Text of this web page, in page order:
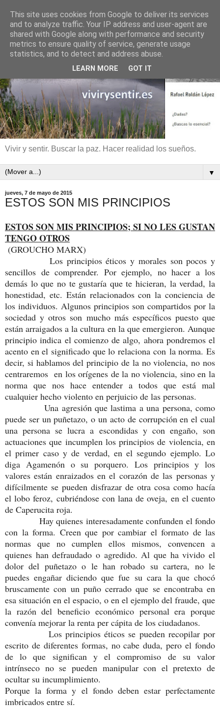
Vivir y sentir. Buscar la paz. Hacer realidad los sueños.
▼
jueves, 7 de mayo de 2015
ESTOS SON MIS PRINCIPIOS
ESTOS SON MIS PRINCIPIOS; SI NO LES GUSTAN
TENGO OTROS
(GROUCHO MARX)
Los principios éticos y morales son pocos y
sencillos de comprender. Por ejemplo, no hacer a los
demás lo que no te gustaría que te hicieran, la verdad, la
honestidad, etc. Están relacionados con la conciencia de
los individuos. Algunos principios son compartidos por la
sociedad y otros son mucho más específicos puesto que
están arraigados a la cultura en la que emergieron. Aunque
principio indica el comienzo de algo, ahora pondremos el
acento en el significado que lo relaciona con la norma. Es
decir, si hablamos del principio de la no violencia, no nos
centraremos en los orígenes de la no violencia, sino en la
norma que nos hace entender a todos que está mal
cualquier hecho violento en perjuicio de las personas.
Una agresión que lastima a una persona, como
puede ser un puñetazo, o un acto de corrupción en el cual
una persona se lucra a escondidas y con engaño, son
actuaciones que incumplen los principios de violencia, en
el primer caso y de verdad, en el segundo ejemplo. Lo
diga Agamenón o su porquero. Los principios y los
valores están enraizados en el corazón de las personas y
difícilmente se pueden disfrazar de otra cosa como hacía
el lobo feroz, cubriéndose con lana de oveja, en el cuento
de Caperucita roja.
Hay quienes interesadamente confunden el fondo
con la forma. Creen que por cambiar el formato de las
normas que no cumplen ellos mismos, convencen a
quienes han defraudado o agredido. Al que ha vivido el
dolor del puñetazo o le han robado su cartera, no le
puedes engañar diciendo que fue su cara la que chocó
bruscamente con un puño cerrado que se encontraba en
esa situación en el espacio, o en el ejemplo del fraude, que
la razón del beneficio económico personal era porque
convenía mejorar la renta per cápita de los ciudadanos.
Los principios éticos se pueden recopilar por
escrito de diferentes formas, no cabe duda, pero el fondo
de lo que significan y el compromiso de su valor
intrínseco no se pueden manipular con el pretexto de
ocultar su incumplimiento.
Porque la forma y el fondo deben estar perfectamente
imbricados entre sí.
This site uses cookies from Google to deliver its services
and to analyze traffic. Your IP address and user-agent are
shared with Google along with performance and security
metrics to ensure quality of service, generate usage
statistics, and to detect and address abuse.
LEARN MORE GOT IT